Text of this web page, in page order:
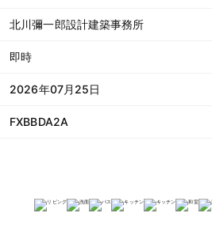
北川彌一郎設計建築事務所
即時
2026年07月25日
FXBBDA2A